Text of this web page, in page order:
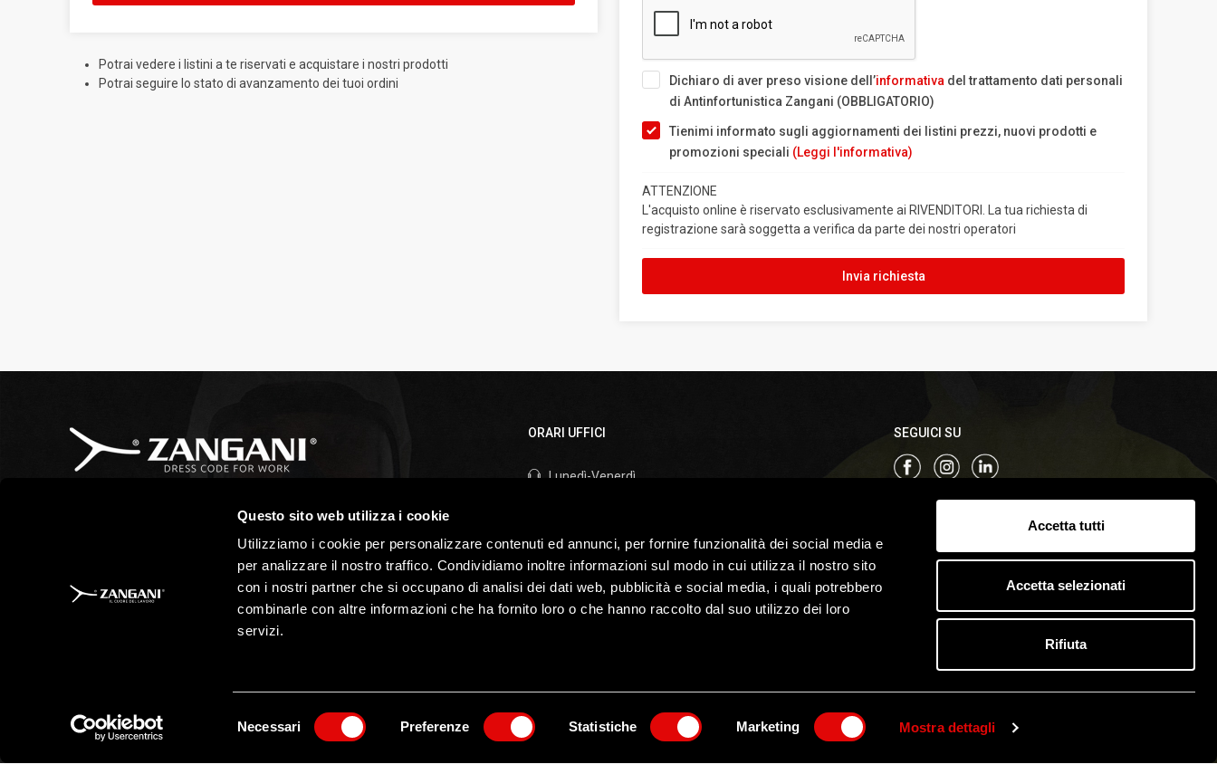
Questo sito web utilizza i cookie
Utilizziamo i cookie per personalizzare contenuti ed annunci, per fornire funzionalità dei social media e
per analizzare il nostro traffico. Condividiamo inoltre informazioni sul modo in cui utilizza il nostro sito
con i nostri partner che si occupano di analisi dei dati web, pubblicità e social media, i quali potrebbero
combinarle con altre informazioni che ha fornito loro o che hanno raccolto dal suo utilizzo dei loro
servizi.
Necessari Preferenze Statistiche Marketing Mostra dettagli
Accetta tutti
Accetta selezionati
Rifiuta
Potrai vedere i listini a te riservati e acquistare i nostri prodotti
Potrai seguire lo stato di avanzamento dei tuoi ordini
Dichiaro di aver preso visione dell’informativa del trattamento dati personali
di Antinfortunistica Zangani (OBBLIGATORIO)
Tienimi informato sugli aggiornamenti dei listini prezzi, nuovi prodotti e
promozioni speciali (Leggi l'informativa)
ATTENZIONE
L'acquisto online è riservato esclusivamente ai RIVENDITORI. La tua richiesta di
registrazione sarà soggetta a verifica da parte dei nostri operatori
Castelgomberto (Vi) - Italia
info@zanganisrl.it
ORARI UFFICI
Lunedì-Venerdì
Sabato
I nostri uffici sono chiusi il sabato e la domenica
SEGUICI SU
Sistema di qualità certificato ISO 9001
Tutti i contenuti presenti in questo sito sono di proprietà di ANTIFORTUNISTICA ZANGANI SRL, ogni tentativo di
Website byecsoluzioni fastinformatica Capitale sociale: €200.000,00 I.V. / REA 237770